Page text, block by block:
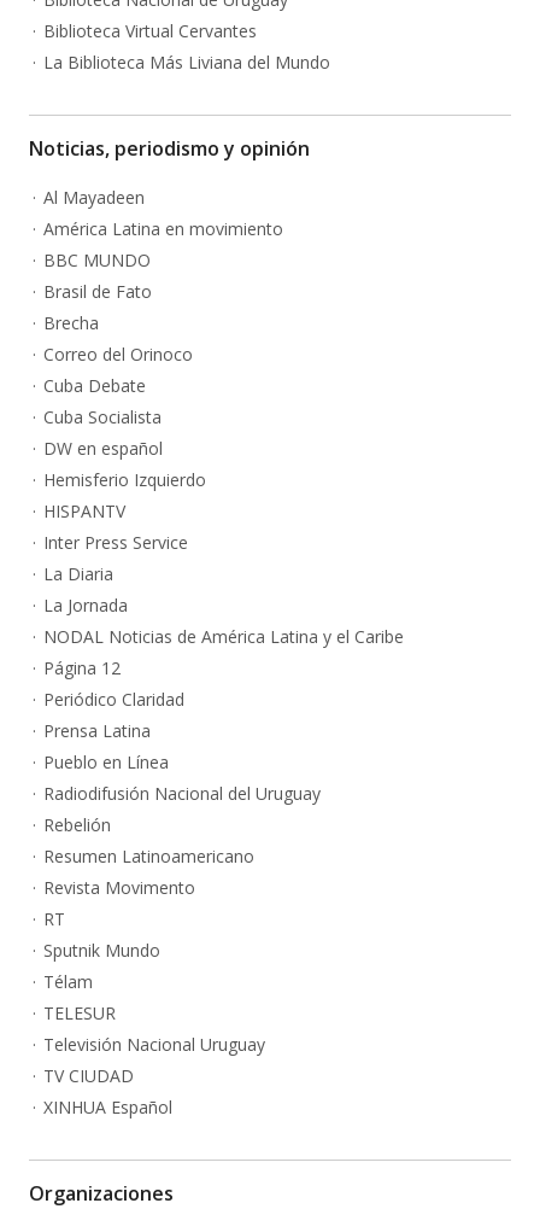
Biblioteca Virtual Cervantes
La Biblioteca Más Liviana del Mundo
Noticias, periodismo y opinión
Al Mayadeen
América Latina en movimiento
BBC MUNDO
Brasil de Fato
Brecha
Correo del Orinoco
Cuba Debate
Cuba Socialista
DW en español
Hemisferio Izquierdo
HISPANTV
Inter Press Service
La Diaria
La Jornada
NODAL Noticias de América Latina y el Caribe
Página 12
Periódico Claridad
Prensa Latina
Pueblo en Línea
Radiodifusión Nacional del Uruguay
Rebelión
Resumen Latinoamericano
Revista Movimento
RT
Sputnik Mundo
Télam
TELESUR
Televisión Nacional Uruguay
TV CIUDAD
XINHUA Español
Organizaciones